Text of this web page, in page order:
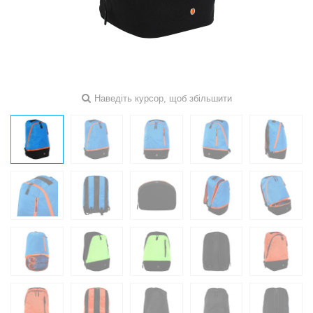
Наведіть курсор, щоб збільшити